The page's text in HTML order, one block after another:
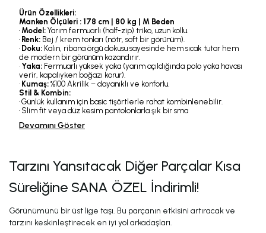
Ürün Özellikleri:
Manken Ölçüleri : 178 cm | 80 kg | M Beden
• Model: Yarım fermuarlı (half-zip) triko, uzun kollu.
• Renk: Bej / krem tonları (nötr, soft bir görünüm).
• Doku: Kalın, ribana örgü dokusu sayesinde hem sıcak tutar hem
de modern bir görünüm kazandırır.
• Yaka: Fermuarlı yüksek yaka (yarım açıldığında polo yaka havası
verir, kapalıyken boğazı korur).
• Kumaş: %100 Akrilik – dayanıklı ve konforlu.
Stil & Kombin:
• Günlük kullanım için basic tişörtlerle rahat kombinlenebilir.
• Slim fit veya düz kesim pantolonlarla şık bir sma
Devamını Göster
Tarzını Yansıtacak Diğer Parçalar Kısa
Süreliğine SANA ÖZEL İndirimli!
Görünümünü bir üst lige taşı. Bu parçanın etkisini artıracak ve
tarzını keskinleştirecek en iyi yol arkadaşları.